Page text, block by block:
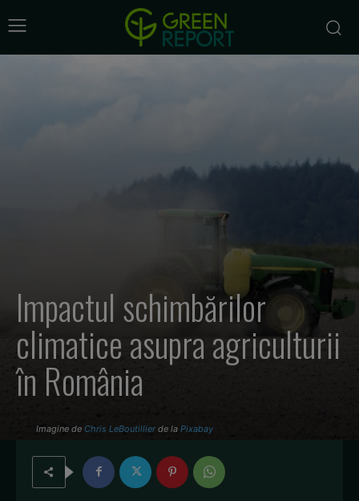
Impactul schimbărilor
climatice asupra agriculturii
în România
Imagine de Chris LeBoutillierde la Pixabay